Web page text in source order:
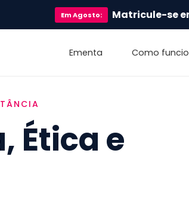
EmAgosto: Matricule-se
Ementa Como
Ética e